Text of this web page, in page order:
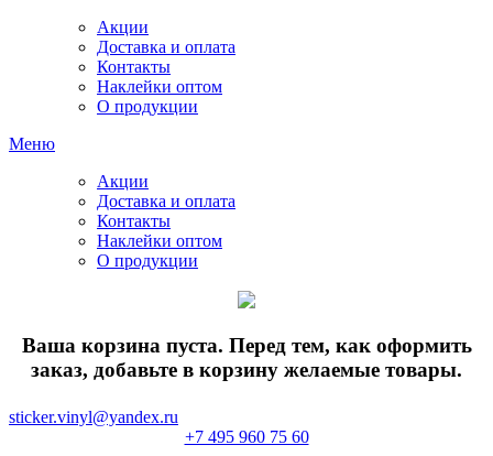
Акции
Доставка и оплата
Контакты
Наклейки оптом
О продукции
Меню
Акции
Доставка и оплата
Контакты
Наклейки оптом
О продукции
Ваша корзина пуста. Перед тем, как оформить
заказ, добавьте в корзину желаемые товары.
sticker.vinyl@yandex.ru
+7 495 960 75 60